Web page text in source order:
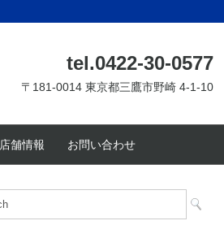
tel.0422-30-0577
〒181-0014 東京都三鷹市野崎 4-1-10
店舗情報 お問い合わせ